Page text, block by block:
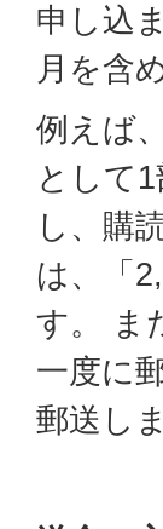
申し込
月を含
例えば
として
し、購
は、「
す。 ま
一度に
郵送し